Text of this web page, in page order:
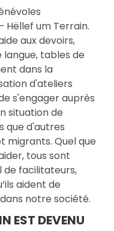
Hëllef um Terrain.
aux devoirs,
tables de
dans la
d'ateliers
s'engager auprès
situation de
que d'autres
migrants. Quel que
tous sont
de facilitateurs,
aident de
notre société.
EST DEVENU